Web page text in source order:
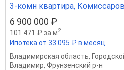
3-комн квартира,
6 900 000 ₽
101 471 ₽ за м2
Ипотека от 33 095 ₽ в месяц
Владимирская область,
Владимир, Фрунзенский р-н